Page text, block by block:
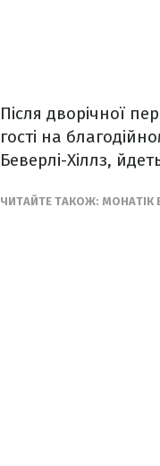
Після дворічної
гості на
Беверлі-Хіллз,
ЧИТАЙТЕ ТАКОЖ: МОНАТІК